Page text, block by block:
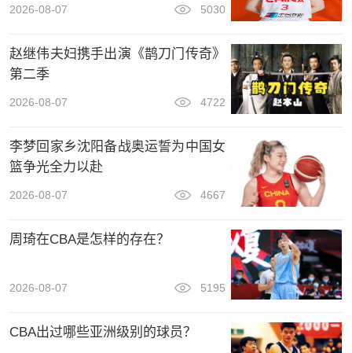
2026-08-07 5030
赵继伟夫妇携手出演《鹊刀门传奇》
第二季
2026-08-07 4722
李梦回家乡沈阳备战奥运誓为中国女
篮争光全力以赴
2026-08-07 4667
周琦在CBA是怎样的存在？
2026-08-07 5195
CBA出过哪些亚洲级别的球员？